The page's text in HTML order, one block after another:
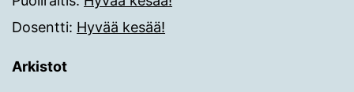
Dosentti: Hyvää kesää!
Arkistot